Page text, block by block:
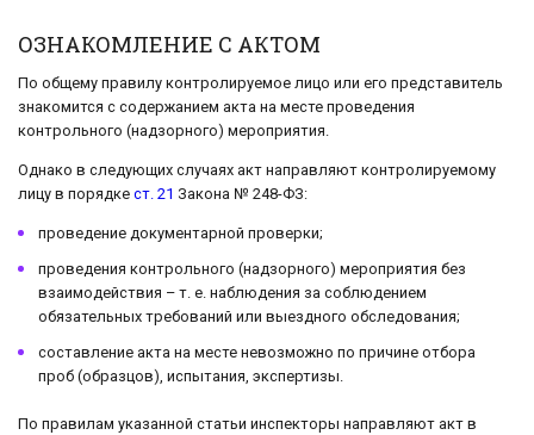
ОЗНАКОМЛЕНИЕ С АКТОМ
По общему правилу контролируемое лицо или его представитель
знакомится с содержанием акта на месте проведения
контрольного (надзорного) мероприятия.
Однако в следующих случаях акт направляют контролируемому
лицу в порядке ст. 21 Закона № 248-ФЗ:
проведение документарной проверки;
проведения контрольного (надзорного) мероприятия без
взаимодействия – т. е. наблюдения за соблюдением
обязательных требований или выездного обследования;
составление акта на месте невозможно по причине отбора
проб (образцов), испытания, экспертизы.
По правилам указанной статьи инспекторы направляют акт в